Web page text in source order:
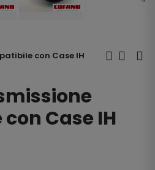
con Case IH
Case IH